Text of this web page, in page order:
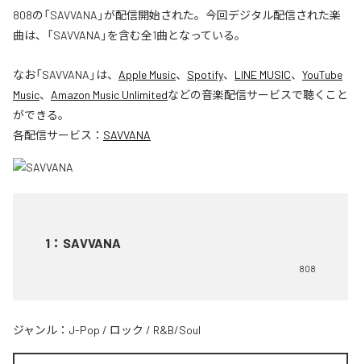
808の「SAVVANA」が配信開始された。今回デジタル配信された楽
曲は、「SAVVANA」を含む全1曲となっている。
なお「SAVVANA 」は、 Apple Music、 Spotify、 LINE MUSIC、 YouTube
Music、 Amazon Music Unlimitedなどの音楽配信サービスで聴くこと
ができる。
各配信サービス： SAVVANA
1 ： SAVVANA
808
ジャンル： J-Pop / ロック / R&B/Soul